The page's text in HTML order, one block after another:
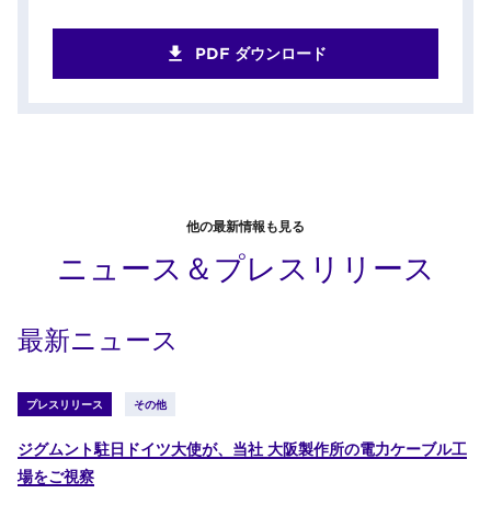
PDF ダウンロード
他の最新情報も見る
ニュース＆プレスリリース
最新ニュース
プレスリリース その他
ジグムント駐日ドイツ大使が、当社 大阪製作所の電力ケーブル工
場をご視察